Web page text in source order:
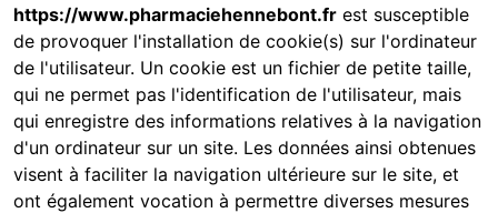
https://www.pharmaciehennebont.fr est susceptible
de provoquer l'installation de cookie(s) sur l'ordinateur
de l'utilisateur. Un cookie est un fichier de petite taille,
qui ne permet pas l'identification de l'utilisateur, mais
qui enregistre des informations relatives à la navigation
d'un ordinateur sur un site. Les données ainsi obtenues
visent à faciliter la navigation ultérieure sur le site, et
ont également vocation à permettre diverses mesures